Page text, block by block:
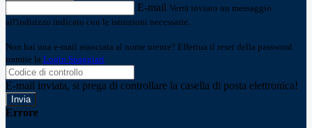
E-mail Verrà inviato un messaggio
all'indirizzo indicato con le istruzioni necessarie.
Non hai una e-mail associata al nome utente? Effettua il reset della password
tramite la Login Spaggiari
E-mail inviata, si prega di controllare la casella di posta elettronica!
Errore